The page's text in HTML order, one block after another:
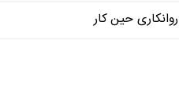
روانکاری حین کار